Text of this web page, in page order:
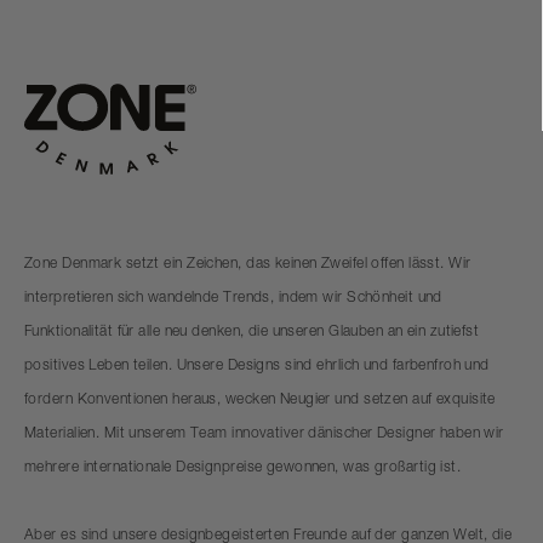
Zone Denmark setzt ein Zeichen, das keinen Zweifel offen lässt. Wir
interpretieren sich wandelnde Trends, indem wir Schönheit und
Funktionalität für alle neu denken, die unseren Glauben an ein zutiefst
positives Leben teilen. Unsere Designs sind ehrlich und farbenfroh und
fordern Konventionen heraus, wecken Neugier und setzen auf exquisite
Materialien. Mit unserem Team innovativer dänischer Designer haben wir
mehrere internationale Designpreise gewonnen, was großartig ist.
Aber es sind unsere designbegeisterten Freunde auf der ganzen Welt, die